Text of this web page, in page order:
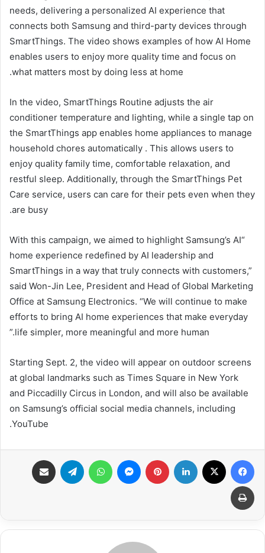
needs, delivering a personalized AI experience that
connects both Samsung and third-party devices through
SmartThings. The video shows examples of how AI Home
enables users to enjoy more quality time and focus on
what matters most by doing less at home.
In the video, SmartThings Routine adjusts the air
conditioner temperature and lighting, while a single tap on
the SmartThings app enables home appliances to manage
household chores automatically . This allows users to
enjoy quality family time, comfortable relaxation, and
restful sleep. Additionally, through the SmartThings Pet
Care service, users can care for their pets even when they
are busy.
“With this campaign, we aimed to highlight Samsung’s AI
home experience redefined by AI leadership and
SmartThings in a way that truly connects with customers,”
said Won-Jin Lee, President and Head of Global Marketing
Office at Samsung Electronics. “We will continue to make
efforts to bring AI home experiences that make everyday
life simpler, more meaningful and more human.”
Starting Sept. 2, the video will appear on outdoor screens
at global landmarks such as Times Square in New York
and Piccadilly Circus in London, and will also be available
on Samsung’s official social media channels, including
YouTube.